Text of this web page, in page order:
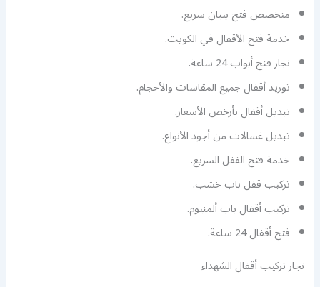
متخصص فتح بيبان سريع.
خدمة فتح الأقفال في الكويت.
نجار فتح أبواب 24 ساعة.
توريد أقفال جميع المقاسات والأحجام.
تبديل أقفال بأرخص الأسعار.
تبديل غسالات من أجود الأنواع.
خدمة فتح القفل السريع.
تركيب قفل باب خشب.
تركيب أقفال باب ألمنيوم.
فتح أقفال 24 ساعة.
نجار تركيب أقفال الشهداء